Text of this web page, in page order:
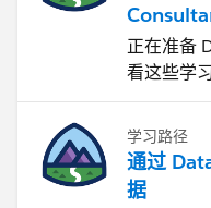
正在准备
看这些学
学习路径
通过
据